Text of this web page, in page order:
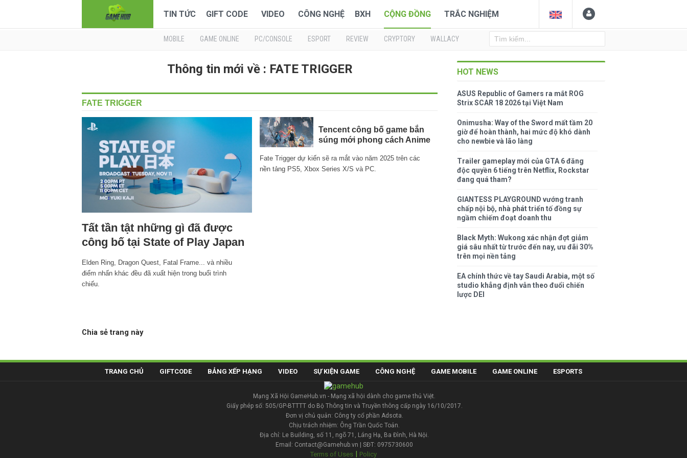
TIN TỨC GIFT CODE VIDEO CÔNG NGHỆ BXH CỘNG ĐỒNG TRẮC NGHIỆM
MOBILE GAME ONLINE PC/CONSOLE ESPORT REVIEW CRYPTORY WALLACY
Thông tin mới về : FATE TRIGGER
FATE TRIGGER
Tất tần tật những gì đã được
công bố tại State of Play Japan
Elden Ring, Dragon Quest, Fatal Frame... và nhiều
điểm nhấn khác đều đã xuất hiện trong buổi trình
chiếu.
Tencent công bố game bắn
súng mới phong cách Anime
Fate Trigger dự kiến sẽ ra mắt vào năm 2025 trên các
nền tảng PS5, Xbox Series X/S và PC.
Chia sẻ trang này
HOT NEWS
ASUS Republic of Gamers ra mắt ROG
Strix SCAR 18 2026 tại Việt Nam
Onimusha: Way of the Sword mất tầm 20
giờ để hoàn thành, hai mức độ khó dành
cho newbie và lão làng
Trailer gameplay mới của GTA 6 đăng
độc quyền 6 tiếng trên Netflix, Rockstar
đang quá tham?
GIANTESS PLAYGROUND vướng tranh
chấp nội bộ, nhà phát triển tố đồng sự
ngầm chiếm đoạt doanh thu
Black Myth: Wukong xác nhận đợt giảm
giá sâu nhất từ trước đến nay, ưu đãi 30%
trên mọi nền tảng
EA chính thức về tay Saudi Arabia, một số
studio khẳng định vẫn theo đuổi chiến
lược DEI
TRANG CHỦ GIFTCODE BẢNG XẾP HẠNG VIDEO SỰ KIỆN GAME CÔNG NGHỆ GAME MOBILE GAME ONLINE ESPORTS
Mạng Xã Hội GameHub.vn - Mạng xã hội dành cho game thủ Việt.
Giấy phép số: 505/GP-BTTTT do Bộ Thông tin và Truyền thông cấp ngày 16/10/2017.
Đơn vị chủ quản: Công ty cổ phần Adsota.
Chịu trách nhiệm: Ông Trần Quốc Toản.
Địa chỉ: Le Building, số 11, ngõ 71, Láng Hạ, Ba Đình, Hà Nội.
Email: Contact@Gamehub.vn | SĐT: 0975730600
Terms of Uses | Policy